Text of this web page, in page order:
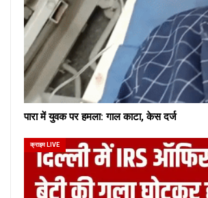
पारा में युवक पर हमला: गाल काटा, केस दर्ज
क्राइम LIVE